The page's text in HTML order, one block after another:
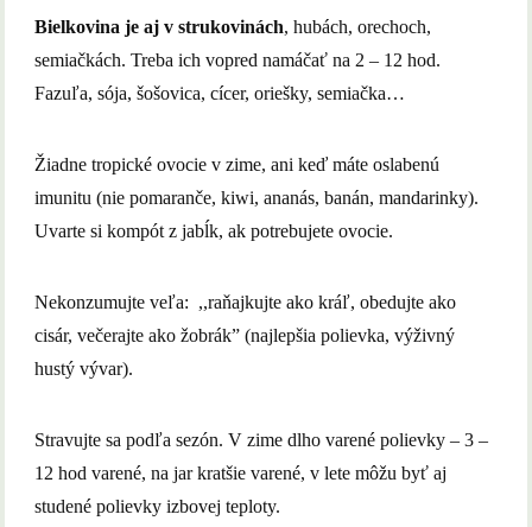
Bielkovina je aj v strukovinách, hubách, orechoch,
semiačkách. Treba ich vopred namáčať na 2 – 12 hod.
Fazuľa, sója, šošovica, cícer, oriešky, semiačka…
Žiadne tropické ovocie v zime, ani keď máte oslabenú
imunitu (nie pomaranče, kiwi, ananás, banán, mandarinky).
Uvarte si kompót z jabĺk, ak potrebujete ovocie.
Nekonzumujte veľa: ,,raňajkujte ako kráľ, obedujte ako
cisár, večerajte ako žobrák” (najlepšia polievka, výživný
hustý vývar).
Stravujte sa podľa sezón. V zime dlho varené polievky – 3 –
12 hod varené, na jar kratšie varené, v lete môžu byť aj
studené polievky izbovej teploty.